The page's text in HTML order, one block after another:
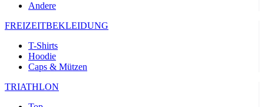
Andere
FREIZEITBEKLEIDUNG
T-Shirts
Hoodie
Caps & Mützen
TRIATHLON